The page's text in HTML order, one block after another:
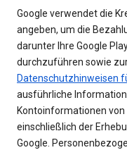
Google verwendet die
angeben, um die
darunter Ihre Google
durchzuführen sowie
Datenschutzhinweisen
ausführliche
Kontoinformationen
einschließlich der
Google.